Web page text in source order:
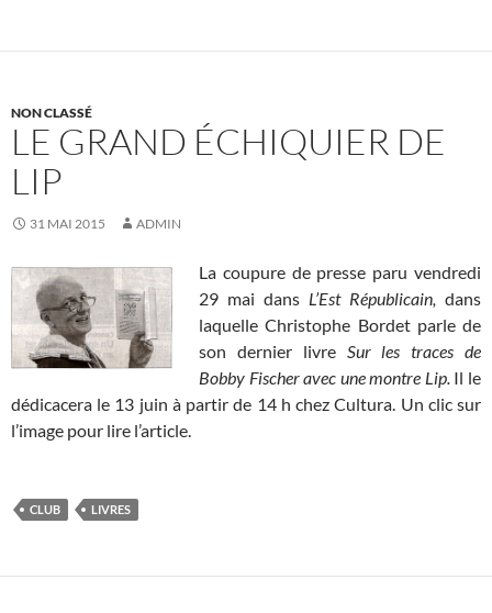
NON CLASSÉ
LE GRAND ÉCHIQUIER DE
LIP
31 MAI 2015 ADMIN
La coupure de presse paru vendredi
29 mai dans L’Est Républicain, dans
laquelle Christophe Bordet parle de
son dernier livre Sur les traces de
Bobby Fischer avec une montre Lip. Il le
dédicacera le 13 juin à partir de 14 h chez Cultura. Un clic sur
l’image pour lire l’article.
CLUB LIVRES